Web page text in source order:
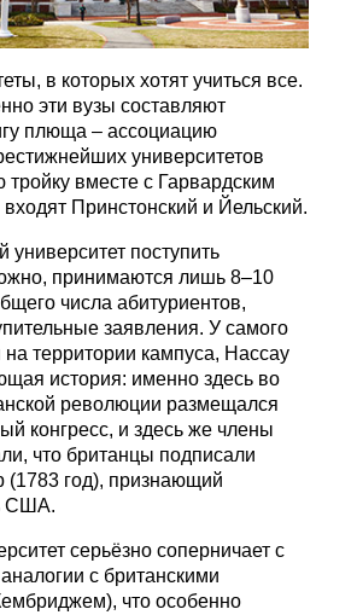
в которых хотят учиться все.
эти вузы составляют
плюща – ассоциацию
университетов
вместе с Гарвардским
Принстонский и Йельский.
университет поступить
принимаются лишь 8–10
числа абитуриентов,
заявления. У самого
на территории кампуса, Нассау
история: именно здесь во
революции размещался
конгресс, и здесь же члены
что британцы подписали
(1783 год), признающий
США.
серьёзно соперничает с
с британскими
что особенно